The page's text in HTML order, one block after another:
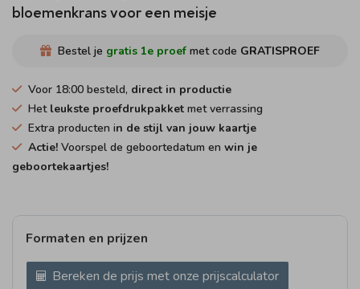
bloemenkrans voor een meisje
Bestel je gratis 1e proef met code GRATISPROEF
Voor 18:00 besteld, direct in productie
Het leukste proefdrukpakket met verrassing
Extra producten in de stijl van jouw kaartje
Actie! Voorspel de geboortedatum en win je
geboortekaartjes!
Formaten en prijzen
Bereken de prijs met onze prijscalculator